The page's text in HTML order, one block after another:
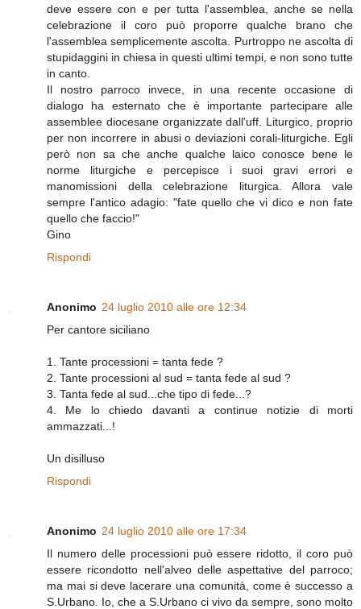
deve essere con e per tutta l'assemblea, anche se nella
celebrazione il coro può proporre qualche brano che
l'assemblea semplicemente ascolta. Purtroppo ne ascolta di
stupidaggini in chiesa in questi ultimi tempi, e non sono tutte
in canto.
Il nostro parroco invece, in una recente occasione di
dialogo ha esternato che è importante partecipare alle
assemblee diocesane organizzate dall'uff. Liturgico, proprio
per non incorrere in abusi o deviazioni corali-liturgiche. Egli
però non sa che anche qualche laico conosce bene le
norme liturgiche e percepisce i suoi gravi errori e
manomissioni della celebrazione liturgica. Allora vale
sempre l'antico adagio: "fate quello che vi dico e non fate
quello che faccio!"
Gino
Rispondi
Anonimo 24 luglio 2010 alle ore 12:34
Per cantore siciliano
1. Tante processioni = tanta fede ?
2. Tante processioni al sud = tanta fede al sud ?
3. Tanta fede al sud...che tipo di fede...?
4. Me lo chiedo davanti a continue notizie di morti
ammazzati...!
Un disilluso
Rispondi
Anonimo 24 luglio 2010 alle ore 17:34
Il numero delle processioni può essere ridotto, il coro può
essere ricondotto nell'alveo delle aspettative del parroco;
ma mai si deve lacerare una comunità, come è successo a
S.Urbano. Io, che a S.Urbano ci vivo da sempre, sono molto